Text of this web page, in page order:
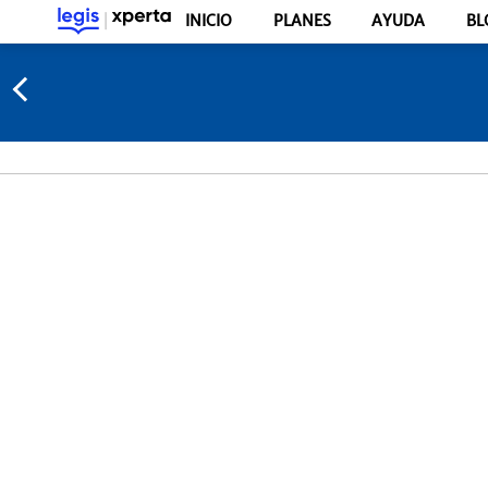
INICIO PLANES AYUDA